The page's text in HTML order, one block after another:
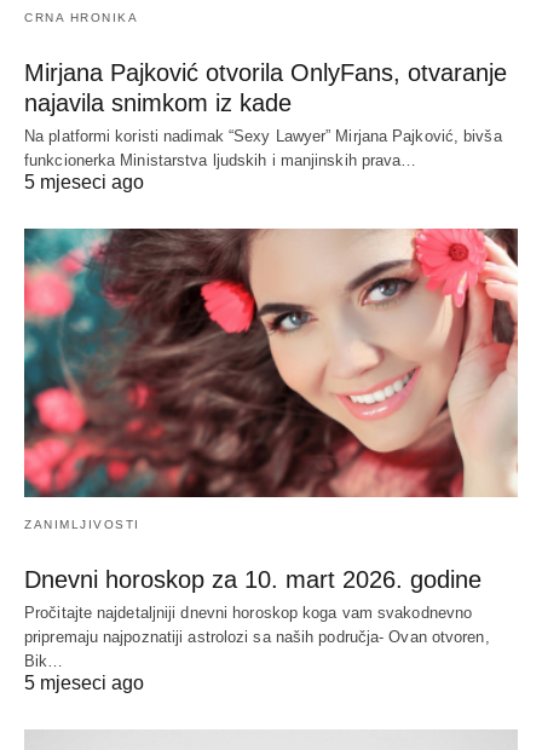
CRNA HRONIKA
Mirjana Pajković otvorila OnlyFans, otvaranje
najavila snimkom iz kade
Na platformi koristi nadimak “Sexy Lawyer” Mirjana Pajković, bivša
funkcionerka Ministarstva ljudskih i manjinskih prava…
5 mjeseci ago
ZANIMLJIVOSTI
Dnevni horoskop za 10. mart 2026. godine
Pročitajte najdetaljniji dnevni horoskop koga vam svakodnevno
pripremaju najpoznatiji astrolozi sa naših područja- Ovan otvoren,
Bik…
5 mjeseci ago